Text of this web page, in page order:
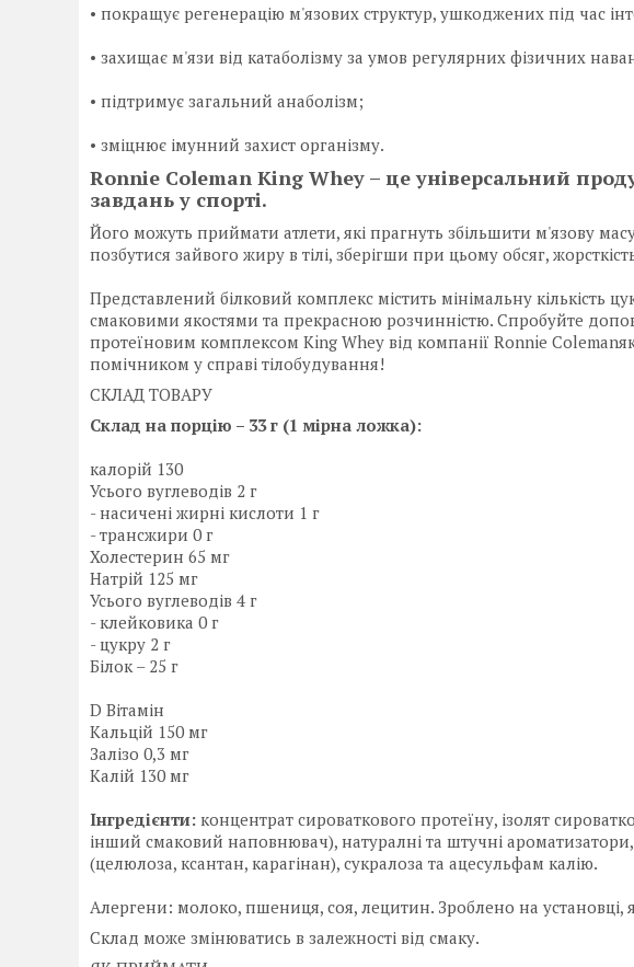
• покращує регенерацію м'язових структур, ушкоджених під час
• захищає м'язи від катаболізму за умов регулярних фізичних
• підтримує загальний анаболізм;
• зміцнює імунний захист організму.
Ronnie Coleman King Whey – це універсальний
завдань у спорті.
Його можуть приймати атлети, які прагнуть збільшити м'язову
позбутися зайвого жиру в тілі, зберігши при цьому обсяг,
Представлений білковий комплекс містить мінімальну кількість
смаковими якостями та прекрасною розчинністю. Спробуйте
протеїновим комплексом King Whey від компанії Ronnie
помічником у справі тілобудування!
СКЛАД ТОВАРУ
Склад на порцію – 33 г (1 мірна ложка):
калорій 130
Усього вуглеводів 2 г
- насичені жирні кислоти 1 г
- трансжири 0 г
Холестерин 65 мг
Натрій 125 мг
Усього вуглеводів 4 г
- клейковика 0 г
- цукру 2 г
Білок – 25 г
D Вітамін
Кальцій 150 мг
Залізо 0,3 мг
Калій 130 мг
Інгредієнти: концентрат сироваткового протеїну, ізолят
інший смаковий наповнювач), натуралні та штучні
(целюлоза, ксантан, карагінан), сукралоза та ацесульфам калію.
Алергени: молоко, пшениця, соя, лецитин. Зроблено на установці,
Склад може змінюватись в залежності від смаку.